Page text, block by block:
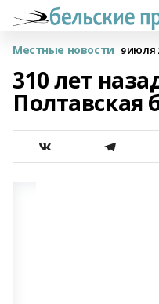
Местные новости 9 ИЮЛЯ
310 лет
Полтавская